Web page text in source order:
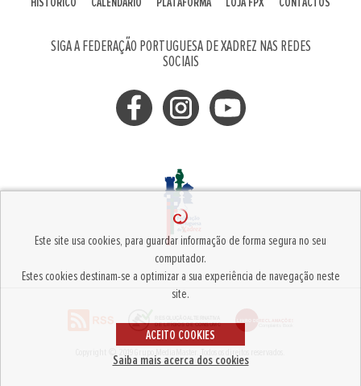
HISTÓRICO CALENDÁRIO PLATAFORMA LOJA FPX CONTACTOS
SIGA A FEDERAÇÃO PORTUGUESA DE XADREZ NAS REDES
SOCIAIS
Este site usa cookies, para guardar informação de forma segura no seu
computador.
Estes cookies destinam-se a optimizar a sua experiência de navegação neste
site.
ACEITO COOKIES
Saiba mais acerca dos cookies